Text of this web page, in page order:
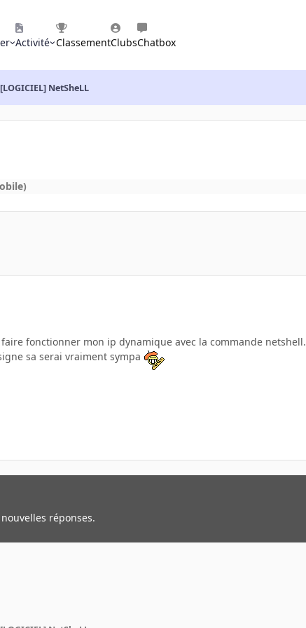
Activité ClassementClubsChatbox
[LOGICIEL] NetSheLL
fonctionner mon ip dynamique avec la commande netshell.
sa serai vraiment sympa
réponses.